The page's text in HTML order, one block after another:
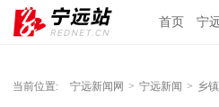
首页 宁
当前位置: 宁远新闻网 > 宁远新闻 > 乡